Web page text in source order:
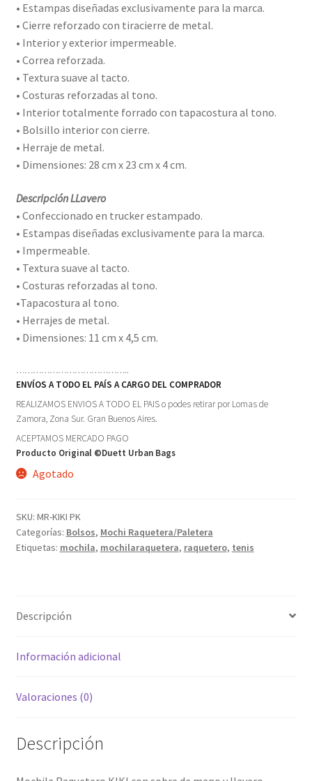
• Estampas diseñadas exclusivamente para la marca.
• Cierre reforzado con tiracierre de metal.
• Interior y exterior impermeable.
• Correa reforzada.
• Textura suave al tacto.
• Costuras reforzadas al tono.
• Interior totalmente forrado con tapacostura al tono.
• Bolsillo interior con cierre.
• Herraje de metal.
• Dimensiones: 28 cm x 23 cm x 4 cm.
Descripción LLavero
• Confeccionado en trucker estampado.
• Estampas diseñadas exclusivamente para la marca.
• Impermeable.
• Textura suave al tacto.
• Costuras reforzadas al tono.
•Tapacostura al tono.
• Herrajes de metal.
• Dimensiones: 11 cm x 4,5 cm.
…………………………………..
ENVÍOS A TODO EL PAÍS A CARGO DEL COMPRADOR
REALIZAMOS ENVIOS A TODO EL PAIS o podes retirar por Lomas de
Zamora, Zona Sur. Gran Buenos Aires.
ACEPTAMOS MERCADO PAGO
Producto Original ©Duett Urban Bags
Agotado
SKU: MR-KIKI PK
Categorías: Bolsos, Mochi Raquetera/Paletera
Etiquetas: mochila, mochilaraquetera, raquetero, tenis
Descripción
Información adicional
Valoraciones (0)
Descripción